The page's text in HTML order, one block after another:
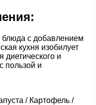
с добавлением
кухня изобилует
диетического и
пользой и
/ Картофель /